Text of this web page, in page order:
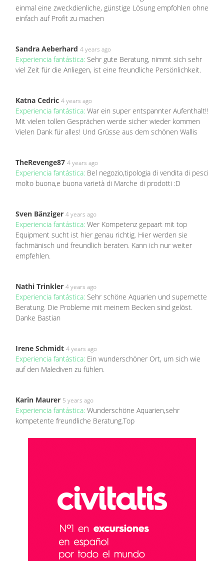
einmal eine zweckdienliche, günstige Lösung empfohlen ohne
einfach auf Profit zu machen
Sandra Aeberhard 4 years ago
Experiencia fantástica: Sehr gute Beratung, nimmt sich sehr
viel Zeit für die Anliegen, ist eine freundliche Persönlichkeit.
Katna Cedric 4 years ago
Experiencia fantástica: War ein super entspannter Aufenthalt!!
Mit vielen tollen Gesprächen werde sicher wieder kommen
Vielen Dank für alles! Und Grüsse aus dem schönen Wallis
TheRevenge87 4 years ago
Experiencia fantástica: Bel negozio,tipologia di vendita di pesci
molto buona,e buona varietà di Marche di prodotti :D
Sven Bänziger 4 years ago
Experiencia fantástica: Wer Kompetenz gepaart mit top
Equipment sucht ist hier genau richtig. Hier werden sie
fachmänisch und freundlich beraten. Kann ich nur weiter
empfehlen.
Nathi Trinkler 4 years ago
Experiencia fantástica: Sehr schöne Aquarien und supernette
Beratung. Die Probleme mit meinem Becken sind gelöst.
Danke Bastian
Irene Schmidt 4 years ago
Experiencia fantástica: Ein wunderschöner Ort, um sich wie
auf den Malediven zu fühlen.
Karin Maurer 5 years ago
Experiencia fantástica: Wunderschöne Aquarien,sehr
kompetente freundliche Beratung.Top